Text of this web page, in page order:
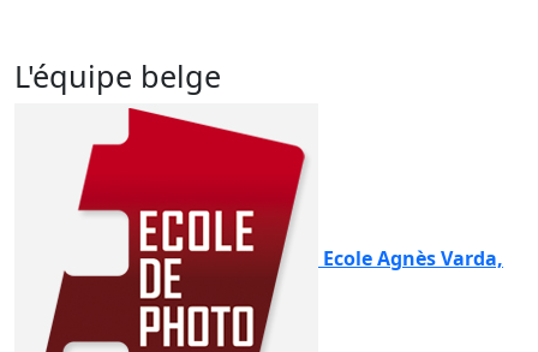
L'équipe belge
Ecole Agnès Varda,